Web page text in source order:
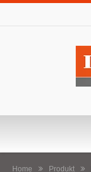
Home Produkt